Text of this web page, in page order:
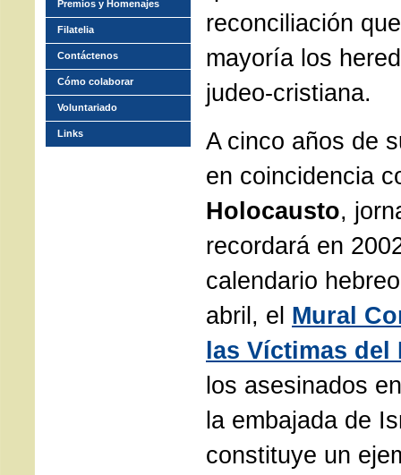
reconciliación
mayoría los
judeo-cristiana.
A cinco años de
en coincidencia
Holocausto,
recordará en
calendario
abril, el Mural
las Víctimas del
los asesinados
la embajada de
constituye un
Premios y Homenajes
Filatelia
Contáctenos
Cómo colaborar
Voluntariado
Links